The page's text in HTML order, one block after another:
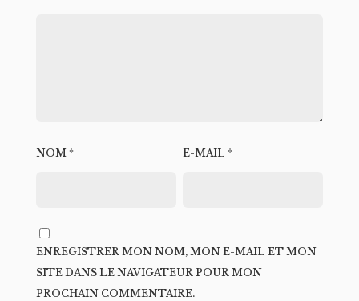
NOM * E-MAIL *
ENREGISTRER MON NOM, MON E-MAIL ET MON
SITE DANS LE NAVIGATEUR POUR MON
PROCHAIN COMMENTAIRE.